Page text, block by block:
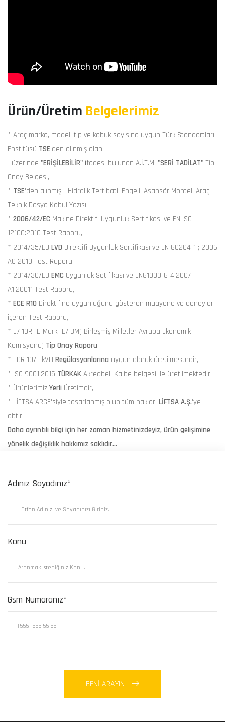
Ürün/Üretim Belgelerimiz
* Araç marka, model, tip ve koltuk sayısına uygun Türk Standartları
Enstitüsü TSE'den alınmış olan
üzerinde "ERİŞİLEBİLİR" ifadesi bulunan A.İ.T.M. "SERİ TADİLAT" Tip
Onay Belgesi,
* TSE'den alınmış " Hidrolik Tertibatlı Engelli Asansör Monteli Araç "
Teknik Dosya Kabul Yazısı,
* 2006/42/EC Makine Direktifi Uygunluk Sertifikası ve EN ISO
12100:2010 Test Raporu,
* 2014/35/EU LVD Direktifi Uygunluk Sertifikası ve EN 60204-1 ; 2006
AC 2010 Test Raporu,
* 2014/30/EU EMC Uygunluk Setifikası ve EN61000-6-4;2007
A1;20011 Test Raporu,
* ECE R10 Direktifine uygunluğunu gösteren muayene ve deneyleri
içeren Test Raporu,
* E7 10R "E-Mark" E7 BM( Birleşmiş Milletler Avrupa Ekonomik
Komisyonu) Tip Onay Raporu,
* ECR 107 EkVIII Regülasyonlarına uygun olarak üretilmektedir,
* ISO 9001:2015 TÜRKAK Akrediteli Kalite belgesi ile üretilmektedir,
* Ürünlerimiz Yerli Üretimdir,
* LİFTSA ARGE'siyle tasarlanmış olup tüm hakları LİFTSA A.Ş.'ye
aittir,
Daha ayrıntılı bilgi için her zaman hizmetinizdeyiz, ürün gelişimine
yönelik değişiklik hakkımız saklıdır...
Adınız Soyadınız*
Konu
Gsm Numaranız*
BENİ ARAYIN